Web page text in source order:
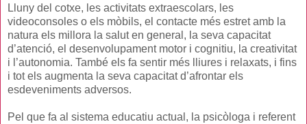
Lluny del cotxe, les activitats extraescolars, les
videoconsoles o els mòbils, el contacte més estret amb la
natura els millora la salut en general, la seva capacitat
d’atenció, el desenvolupament motor i cognitiu, la creativitat
i l’autonomia. També els fa sentir més lliures i relaxats, i fins
i tot els augmenta la seva capacitat d’afrontar els
esdeveniments adversos.
Pel que fa al sistema educatiu actual, la psicòloga i referent